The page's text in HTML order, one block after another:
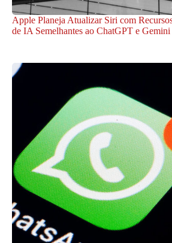
Apple Planeja Atualizar Siri com
de IA Semelhantes ao ChatGPT e